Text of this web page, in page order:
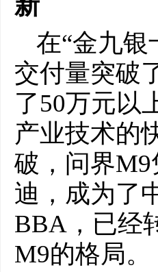
在“金九
交付量突破
了50万元以
产业技术的
破，问界
迪，成为了
BBA，已经
M9的格局。